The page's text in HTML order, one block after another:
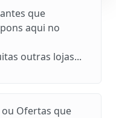
que
aqui no
outras lojas...
Ofertas que